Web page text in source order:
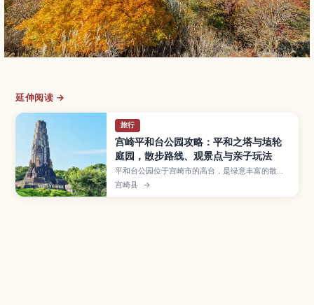
延伸阅读 →
旅行
宫崎平和台公园攻略：平和之塔与埴轮
庭园，散步路线、观景点与亲子玩法
平和台公园位于宫崎市的高台，是绿意丰富的散步
好去处，以“平和之塔”和埴轮庭园闻名。本文整理
公园看点、观景与拍照位置、轻松步道与亲子体
宫崎县 →